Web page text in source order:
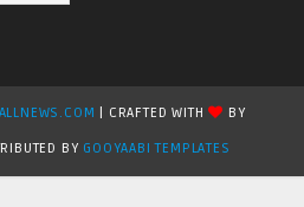
| CRAFTED WITH
BY
BY GOOYAABI TEMPLATES